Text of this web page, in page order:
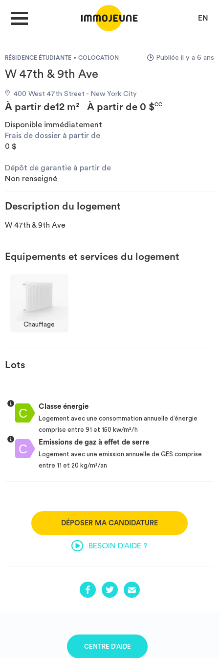
EN
DÉPOSER UNE ANNONCE
Je cherche un logement
Je propose un bien
Investir
Blog
RÉSIDENCE ÉTUDIANTE COLOCATION Publiée il y a 6 ans
W 47th & 9th Ave
400 West 47th Street - New York City
À partir de12 m² À partir de 0 $CC
Disponible immédiatement
Frais de dossier à partir de
0 $
Dépôt de garantie à partir de
Non renseigné
Description du logement
W 47th & 9th Ave
Equipements et services du logement
Chauffage
Lots
Classe énergie
Logement avec une consommation annuelle d’énergie
comprise entre 91 et 150 kw/m²/h
Emissions de gaz à effet de serre
Logement avec une emission annuelle de GES comprise
entre 11 et 20 kg/m²/an
DÉPOSER MA CANDIDATURE
BESOIN D'AIDE ?
CENTRE D'AIDE